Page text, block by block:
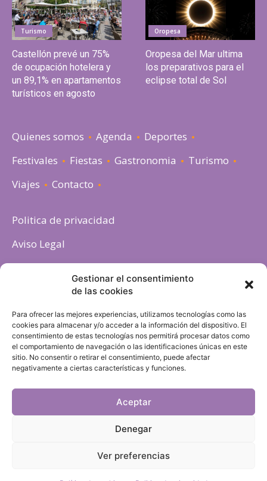
Gestionar el consentimiento
de las cookies
Para ofrecer las mejores experiencias, utilizamos tecnologías como las
cookies para almacenar y/o acceder a la información del dispositivo. El
consentimiento de estas tecnologías nos permitirá procesar datos como
el comportamiento de navegación o las identificaciones únicas en este
sitio. No consentir o retirar el consentimiento, puede afectar
negativamente a ciertas características y funciones.
Aceptar
Denegar
Ver preferencias
Turismo
Castellón prevé un 75%
de ocupación hotelera y
un 89,1% en apartamentos
turísticos en agosto
Oropesa
Oropesa del Mar ultima
los preparativos para el
eclipse total de Sol
Quienes somos Agenda
Deportes
Festivales
Fiestas Gastronomia
Turismo
Viajes
Contacto
Politica de privacidad
Aviso Legal
Política de cookies